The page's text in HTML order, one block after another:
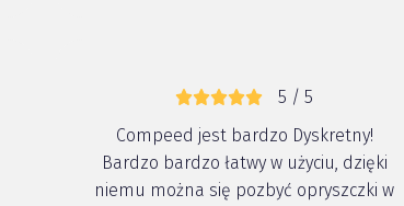
5 / 5
Compeed jest bardzo Dyskretny!
Bardzo bardzo łatwy w użyciu, dzięki
niemu można się pozbyć opryszczki w